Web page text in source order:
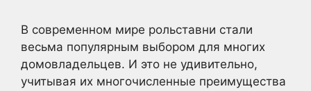
В современном мире рольставни стали
весьма популярным выбором для многих
домовладельцев. И это не удивительно,
учитывая их многочисленные преимущества